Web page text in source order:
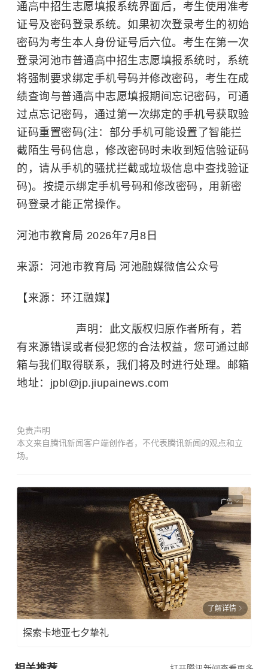
通高中招生志愿填报系统界面后，考生使用准考
证号及密码登录系统。如果初次登录考生的初始
密码为考生本人身份证号后六位。考生在第一次
登录河池市普通高中招生志愿填报系统时，系统
将强制要求绑定手机号码并修改密码，考生在成
绩查询与普通高中志愿填报期间忘记密码，可通
过点忘记密码，通过第一次绑定的手机号获取验
证码重置密码(注：部分手机可能设置了智能拦
截陌生号码信息，修改密码时未收到短信验证码
的，请从手机的骚扰拦截或垃圾信息中查找验证
码)。按提示绑定手机号码和修改密码，用新密
码登录才能正常操作。
河池市教育局 2026年7月8日
来源：河池市教育局 河池融媒微信公众号
【来源：环江融媒】
声明：此文版权归原作者所有，若
有来源错误或者侵犯您的合法权益，您可通过邮
箱与我们取得联系，我们将及时进行处理。邮箱
地址：jpbl@jp.jiupainews.com
免责声明
本文来自腾讯新闻客户端创作者，不代表腾讯新闻的观点和立
场。
广告
了解详情
探索卡地亚七夕挚礼